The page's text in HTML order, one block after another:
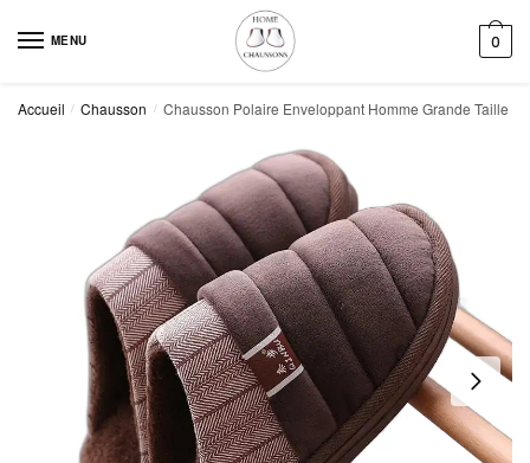
MENU 0
Accueil / Chausson / Chausson Polaire Enveloppant Homme Grande Taille